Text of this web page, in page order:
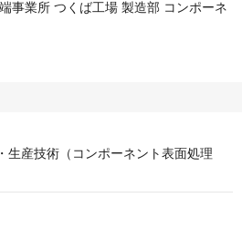
事業所 つくば工場 製造部 コンポーネ
生産技術（コンポーネント表面処理